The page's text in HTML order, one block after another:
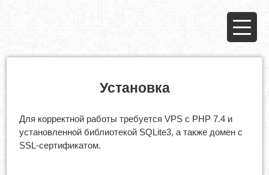
Установка
Для корректной работы требуется VPS с PHP 7.4 и
установленной библиотекой SQLite3, а также домен с
SSL-сертификатом.